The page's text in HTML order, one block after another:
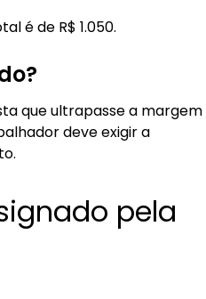
é de R$ 1.050.
que ultrapasse a margem
deve exigir a
pela